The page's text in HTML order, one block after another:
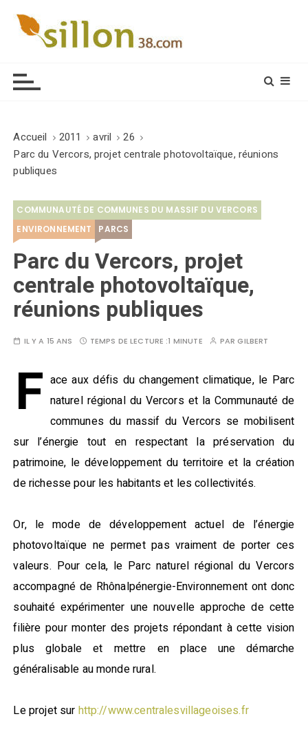
Accueil 2011 avril
26
Parc du Vercors, projet centrale photovoltaïque, réunions
publiques
COMMUNAUTÉ DE COMMUNES DU MASSIF DU VERCORS
ENVIRONNEMENT
PARCS
Parc du Vercors, projet
centrale photovoltaïque,
réunions publiques
IL Y A 15 ANS TEMPS DE LECTURE :1 MINUTE PARGILBERT
F ace aux défis du changement climatique, le Parc
naturel régional du Vercors et la Communauté de
communes du massif du Vercors se mobilisent
sur l’énergie tout en respectant la préservation du
patrimoine, le développement du territoire et la création
de richesse pour les habitants et les collectivités.
Or, le mode de développement actuel de l’énergie
photovoltaïque ne permet pas vraiment de porter ces
valeurs. Pour cela, le Parc naturel régional du Vercors
accompagné de Rhônalpénergie-Environnement ont donc
souhaité expérimenter une nouvelle approche de cette
filière pour monter des projets répondant à cette vision
plus globale et mettre en place une démarche
généralisable au monde rural.
Le projet sur http://www.centralesvillageoises.fr